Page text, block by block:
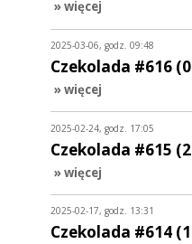
» więcej
2025-03-06, godz. 09:48
Czekolada #616
» więcej
2025-02-24, godz. 17:05
Czekolada #615
» więcej
2025-02-17, godz. 13:31
Czekolada #614